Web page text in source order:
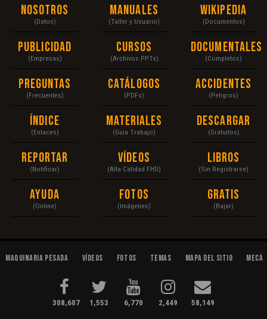
Nosotros
(Datos)
Publicidad
(Empresas)
Preguntas
(Frecuentes)
Índice
(Enlaces)
Reportar
(Notificar)
Ayuda
(Online)
Manuales
(Taller y Usuario)
Cursos
(Archivos PPTs)
Catálogos
(PDFs)
Materiales
(Guía Trabajo)
Vídeos
(Alta Calidad FHD)
Fotos
(Imágenes)
Wikipedia
(Documentos)
Documentales
(Completos)
Accidentes
(Peligros)
Descargar
(Gratuitos)
Libros
(Sin Registrarse)
Gratis
(Bajar)
Maquinaria Pesada Vídeos Fotos Temas Mapa del Sitio
308,607 1,553 6,770 2,449 58,149